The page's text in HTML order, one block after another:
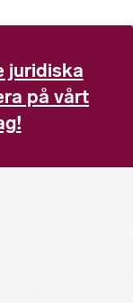
juridiska
på vårt